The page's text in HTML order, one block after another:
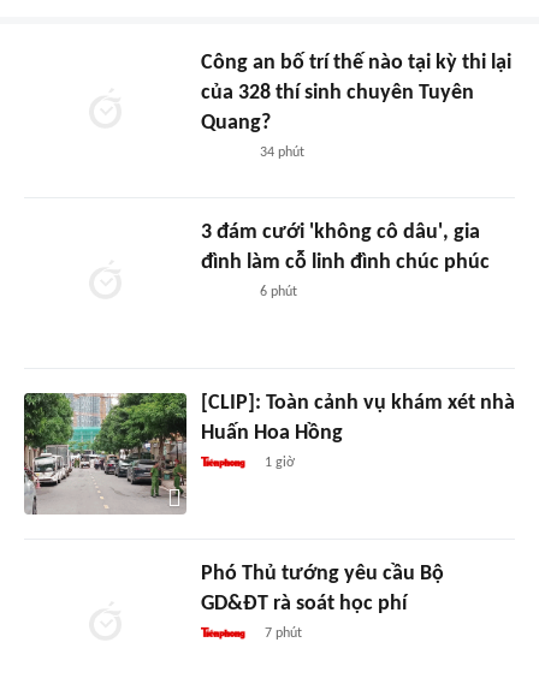
Công an bố trí thế nào tại kỳ thi lại
của 328 thí sinh chuyên Tuyên
Quang?
34 phút
3 đám cưới 'không cô dâu', gia
đình làm cỗ linh đình chúc phúc
6 phút
[CLIP]: Toàn cảnh vụ khám xét nhà
Huấn Hoa Hồng
1 giờ
Phó Thủ tướng yêu cầu Bộ
GD&ĐT rà soát học phí
7 phút